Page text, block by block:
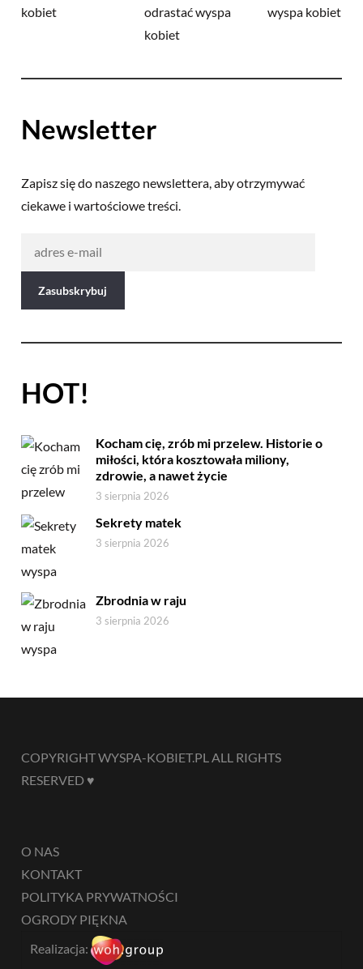
Newsletter
Zapisz się do naszego newslettera, aby otrzymywać
ciekawe i wartościowe treści.
HOT!
Kocham cię, zrób mi przelew. Historie o
miłości, która kosztowała miliony,
zdrowie, a nawet życie
3 sierpnia 2026
Sekrety matek
3 sierpnia 2026
Zbrodnia w raju
3 sierpnia 2026
COPYRIGHT WYSPA-KOBIET.PL ALL RIGHTS
RESERVED ♥
O NAS
KONTAKT
POLITYKA PRYWATNOŚCI
OGRODY PIĘKNA
Realizacja: